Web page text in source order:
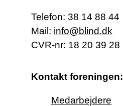
Telefon: 38 14 88 44
Mail: info@blind.dk
CVR-nr: 18 20 39 28
Kontakt foreningen:
Medarbejdere